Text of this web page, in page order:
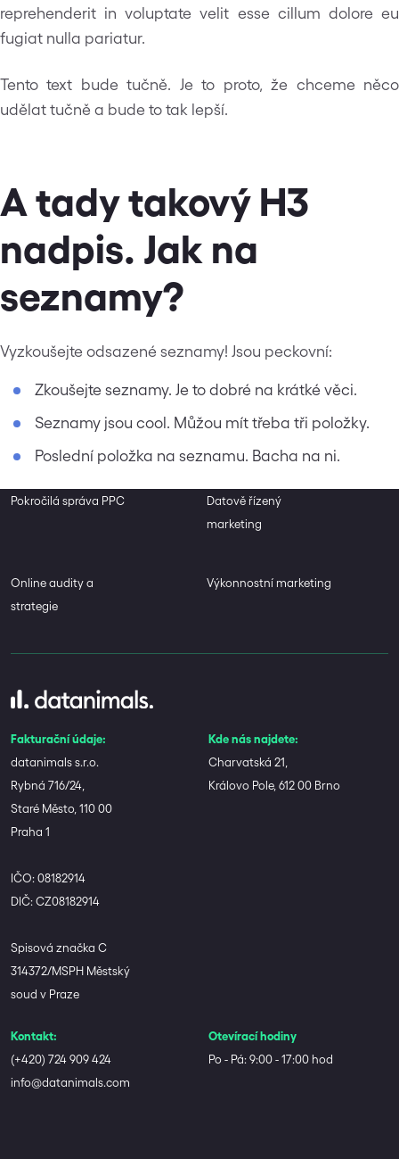
reprehenderit in voluptate velit esse cillum dolore eu
fugiat nulla pariatur.
Tento text bude tučně. Je to proto, že chceme něco
udělat tučně a bude to tak lepší.
A tady takový H3
nadpis. Jak na
seznamy?
Vyzkoušejte odsazené seznamy! Jsou peckovní:
Zkoušejte seznamy. Je to dobré na krátké věci.
Seznamy jsou cool. Můžou mít třeba tři položky.
Poslední položka na seznamu. Bacha na ni.
Pokročilá správa PPC
Datově řízený
marketing
Online audity a
strategie
Výkonnostní marketing
Fakturační údaje:
datanimals s.r.o.
Rybná 716/24,
Staré Město, 110 00
Praha 1
IČO: 08182914
DIČ: CZ08182914
Spisová značka C
314372/MSPH Městský
soud v Praze
Kde nás najdete:
Charvatská 21,
Královo Pole, 612 00 Brno
Kontakt:
(+420) 724 909 424
info@datanimals.com
Otevírací hodiny
Po - Pá: 9:00 - 17:00 hod